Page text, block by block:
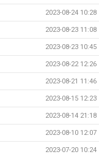
2023-08-24 10:28
2023-08-23 11:08
2023-08-23 10:45
2023-08-22 12:26
2023-08-21 11:46
2023-08-15 12:23
2023-08-14 21:18
2023-08-10 12:07
2023-07-20 10:24